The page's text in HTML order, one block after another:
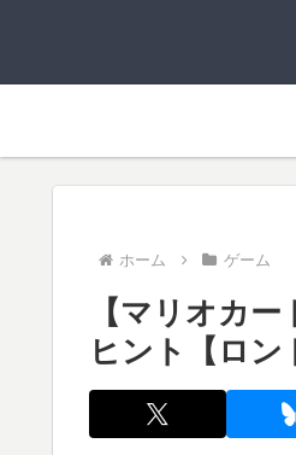
ホーム ゲーム
【マリオカ
ヒント【ロン